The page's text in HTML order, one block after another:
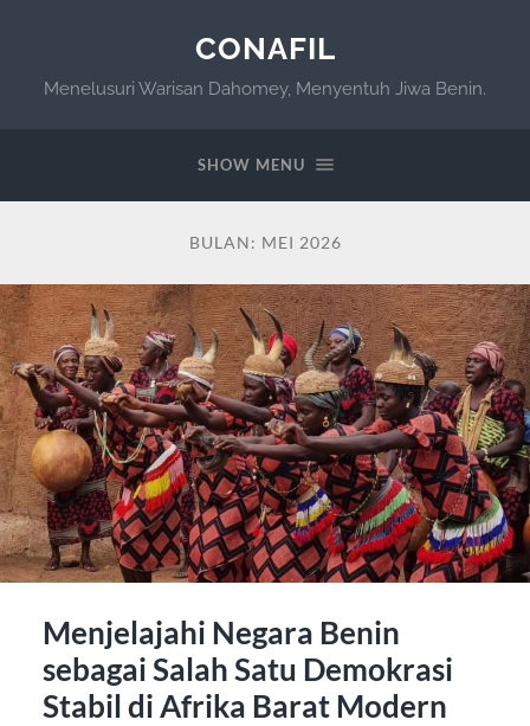
CONAFIL
Menelusuri Warisan Dahomey, Menyentuh Jiwa Benin.
SHOW MENU
BULAN: MEI 2026
Menjelajahi Negara Benin
sebagai Salah Satu Demokrasi
Stabil di Afrika Barat Modern